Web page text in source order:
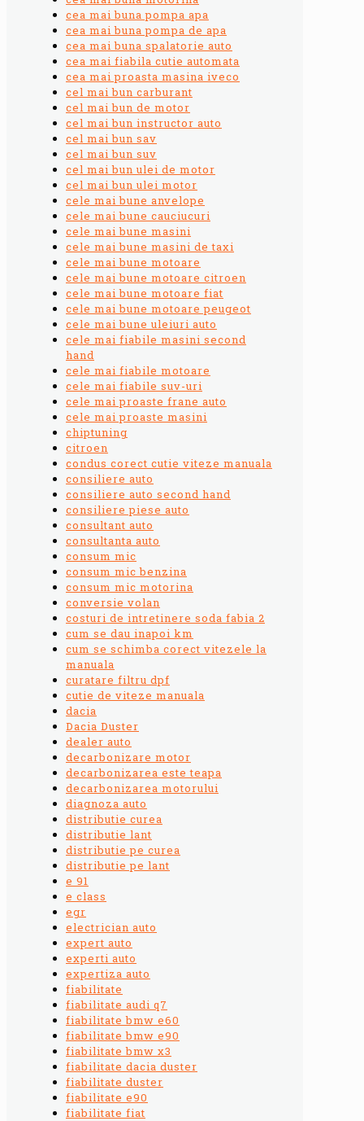
cea mai buna pompa apa
cea mai buna pompa de apa
cea mai buna spalatorie auto
cea mai fiabila cutie automata
cea mai proasta masina iveco
cel mai bun carburant
cel mai bun de motor
cel mai bun instructor auto
cel mai bun sav
cel mai bun suv
cel mai bun ulei de motor
cel mai bun ulei motor
cele mai bune anvelope
cele mai bune cauciucuri
cele mai bune masini
cele mai bune masini de taxi
cele mai bune motoare
cele mai bune motoare citroen
cele mai bune motoare fiat
cele mai bune motoare peugeot
cele mai bune uleiuri auto
cele mai fiabile masini second
hand
cele mai fiabile motoare
cele mai fiabile suv-uri
cele mai proaste frane auto
cele mai proaste masini
chiptuning
citroen
condus corect cutie viteze manuala
consiliere auto
consiliere auto second hand
consiliere piese auto
consultant auto
consultanta auto
consum mic
consum mic benzina
consum mic motorina
conversie volan
costuri de intretinere soda fabia 2
cum se dau inapoi km
cum se schimba corect vitezele la
manuala
curatare filtru dpf
cutie de viteze manuala
dacia
Dacia Duster
dealer auto
decarbonizare motor
decarbonizarea este teapa
decarbonizarea motorului
diagnoza auto
distributie curea
distributie lant
distributie pe curea
distributie pe lant
e 91
e class
egr
electrician auto
expert auto
experti auto
expertiza auto
fiabilitate
fiabilitate audi q7
fiabilitate bmw e60
fiabilitate bmw e90
fiabilitate bmw x3
fiabilitate dacia duster
fiabilitate duster
fiabilitate e90
fiabilitate fiat